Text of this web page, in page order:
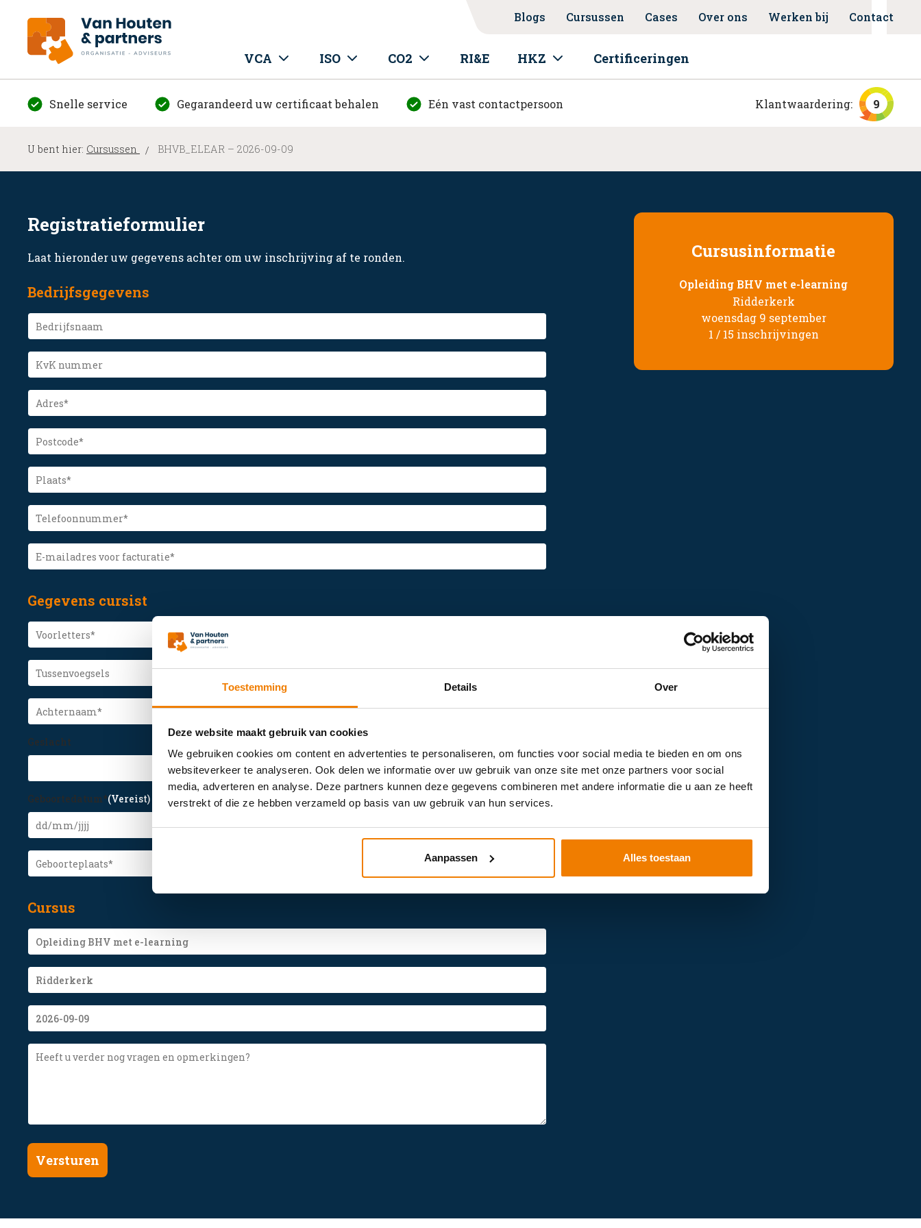
Toestemming Details Over
Deze website maakt gebruik van cookies
We gebruiken cookies om content en advertenties te personaliseren, om functies voor social media te bieden en om ons
websiteverkeer te analyseren. Ook delen we informatie over uw gebruik van onze site met onze partners voor social
media, adverteren en analyse. Deze partners kunnen deze gegevens combineren met andere informatie die u aan ze heeft
verstrekt of die ze hebben verzameld op basis van uw gebruik van hun services.
Aanpassen Alles toestaan
Blogs Cursussen Cases Over ons Werken bij Contact
VCA ISO CO2 RI&E HKZ Certificeringen
Snelle service Gegarandeerd uw certificaat behalen Eén vast contactpersoon Klantwaardering: 9
U bent hier: Cursussen BHVB_ELEAR – 2026-09-09
Registratieformulier
Laat hieronder uw gegevens achter om uw inschrijving af te ronden.
Bedrijfsgegevens
Bedrijfsnaam
KvK
nummer
Adres
Postcode
Plaats
Telefoonnummer
E-
mailadres
voor
Gegevens cursist
Voorletters
Tussenvoegsels
Achternaam
Geslacht
Geboortedatum*(Vereist)
Geboorteplaats
Cursus
Course
Name
Course
Plaats
Course
Date
Comment
Versturen
Cursusinformatie
Opleiding BHV met e-learning
Ridderkerk
woensdag 9 september
1 / 15 inschrijvingen